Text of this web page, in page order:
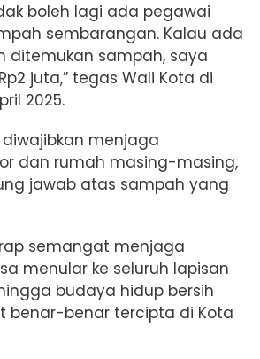
boleh lagi ada pegawai
sembarangan. Kalau ada
ditemukan sampah, saya
juta,” tegas Wali Kota di
2025.
menjaga
dan rumah masing-masing,
jawab atas sampah yang
semangat menjaga
menular ke seluruh lapisan
budaya hidup bersih
benar-benar tercipta di Kota